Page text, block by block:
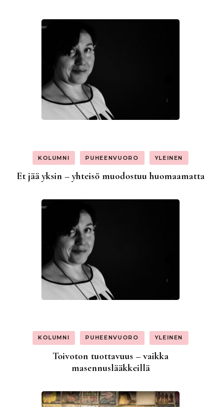
KOLUMNI PUHEENVUORO YLEINEN
Et jää yksin – yhteisö muodostuu huomaamatta
KOLUMNI PUHEENVUORO YLEINEN
Toivoton tuottavuus – vaikka
masennuslääkkeillä